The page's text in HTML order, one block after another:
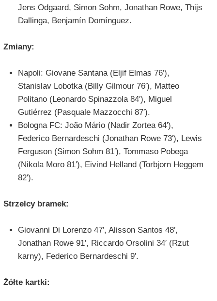
Jens Odgaard, Simon Sohm, Jonathan Rowe, Thijs
Dallinga, Benjamín Domínguez.
Zmiany:
Napoli: Giovane Santana (Eljif Elmas 76′),
Stanislav Lobotka (Billy Gilmour 76′), Matteo
Politano (Leonardo Spinazzola 84′), Miguel
Gutiérrez (Pasquale Mazzocchi 87′).
Bologna FC: João Mário (Nadir Zortea 64′),
Federico Bernardeschi (Jonathan Rowe 73′), Lewis
Ferguson (Simon Sohm 81′), Tommaso Pobega
(Nikola Moro 81′), Eivind Helland (Torbjorn Heggem
82′).
Strzelcy bramek:
Giovanni Di Lorenzo 47′, Alisson Santos 48′,
Jonathan Rowe 91′, Riccardo Orsolini 34′ (Rzut
karny), Federico Bernardeschi 9′.
Żółte kartki: